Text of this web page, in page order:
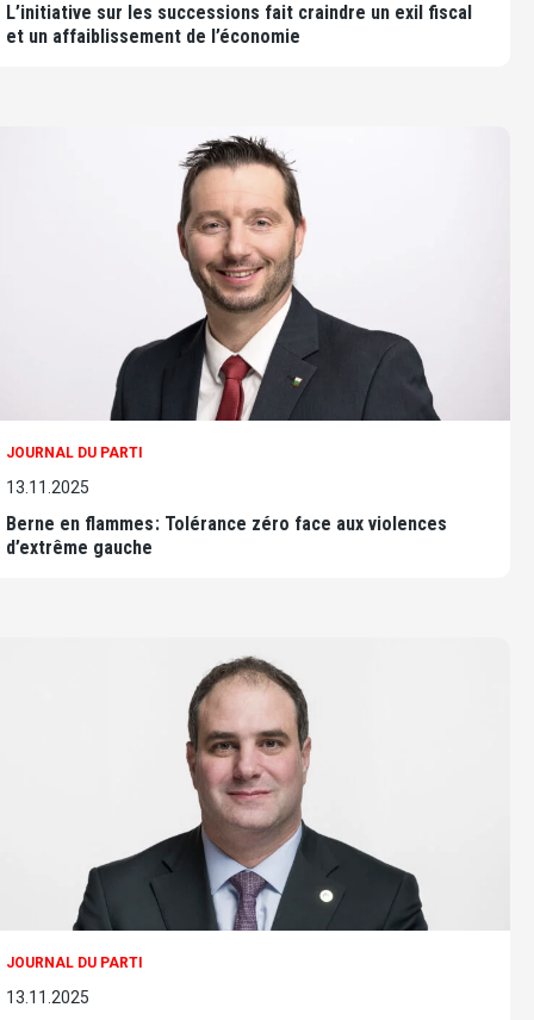
L’initiative sur les successions fait craindre un exil fiscal
et un affaiblissement de l’économie
JOURNAL DU PARTI
13.11.2025
Berne en flammes : Tolérance zéro face aux violences
d’extrême gauche
JOURNAL DU PARTI
13.11.2025